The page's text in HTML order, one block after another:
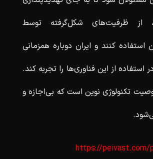
از ظرفیت‌های شکل‌گرفته توسط
استفاده کنند و ایران دوباره همزمانی
استفاده از این فناوری‌ها را تجربه کند.
تکنولوژی نوین است که بی‌اجازه و
https://peivast.com/